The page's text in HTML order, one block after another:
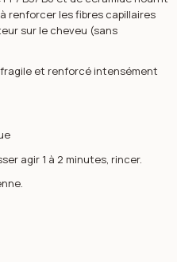
renforcer les fibres capillaires
sur le cheveu (sans
et renforcé intensément
agir 1 à 2 minutes, rincer.